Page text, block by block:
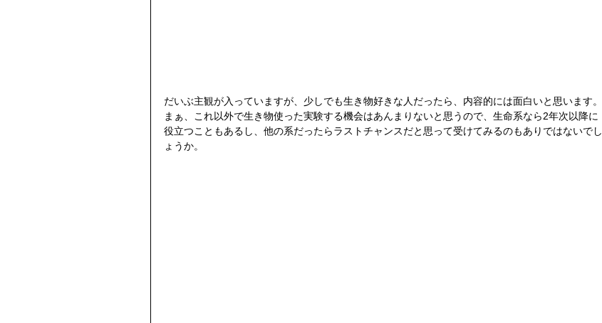
だいぶ主観が入っていますが、少しでも生き物好きな人だったら、内容的には面白いと思います。
まぁ、これ以外で生き物使った実験する機会はあんまりないと思うので、生命系なら2年次以降に
役立つこともあるし、他の系だったらラストチャンスだと思って受けてみるのもありではないでし
ょうか。